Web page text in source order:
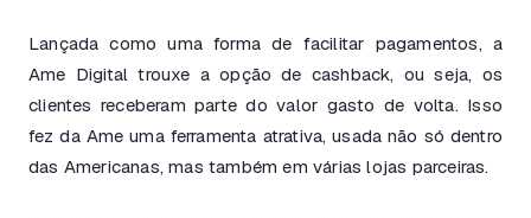
Lançada como uma forma de facilitar pagamentos, a
Ame Digital trouxe a opção de cashback, ou seja, os
clientes receberam parte do valor gasto de volta. Isso
fez da Ame uma ferramenta atrativa, usada não só dentro
das Americanas, mas também em várias lojas parceiras.